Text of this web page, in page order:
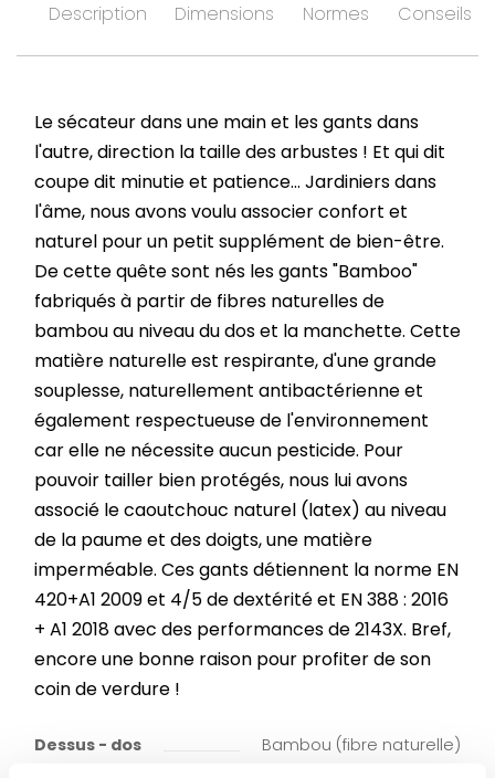
Description Dimensions Normes Conseils
Le sécateur dans une main et les gants dans
l'autre, direction la taille des arbustes ! Et qui dit
coupe dit minutie et patience... Jardiniers dans
l'âme, nous avons voulu associer confort et
naturel pour un petit supplément de bien-être.
De cette quête sont nés les gants "Bamboo"
fabriqués à partir de fibres naturelles de
bambou au niveau du dos et la manchette. Cette
matière naturelle est respirante, d'une grande
souplesse, naturellement antibactérienne et
également respectueuse de l'environnement
car elle ne nécessite aucun pesticide. Pour
pouvoir tailler bien protégés, nous lui avons
associé le caoutchouc naturel (latex) au niveau
de la paume et des doigts, une matière
imperméable. Ces gants détiennent la norme EN
420+A1 2009 et 4/5 de dextérité et EN 388 : 2016
+ A1 2018 avec des performances de 2143X. Bref,
encore une bonne raison pour profiter de son
coin de verdure !
Dessus - dos Bambou (fibre naturelle)